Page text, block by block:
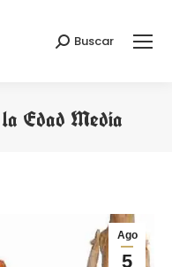
Buscar:
Buscar
Edad Media
Ago
5